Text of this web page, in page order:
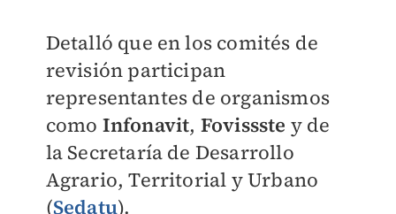
Detalló que en los comités de
revisión participan
representantes de organismos
como Infonavit, Fovissste y de
la Secretaría de Desarrollo
Agrario, Territorial y Urbano
(Sedatu).